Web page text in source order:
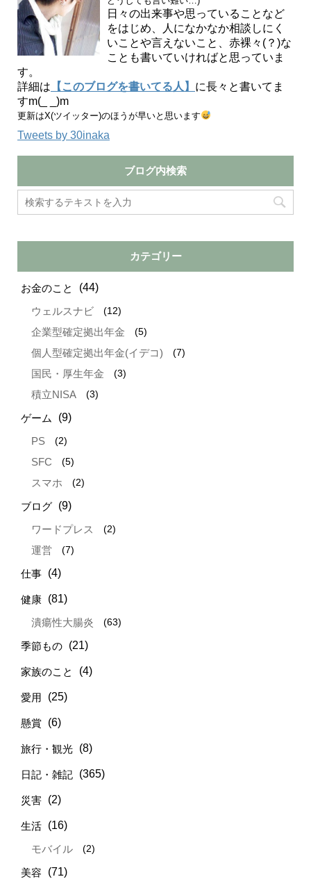
日々の出来事や思っていることなど
をはじめ、人になかなか相談しにく
いことや言えないこと、赤裸々(？)な
ことも書いていければと思っていま
す。
詳細は 【このブログを書いてる人】 に長々と書いてま
すm(_ _)m
更新はX(ツイッター)のほうが早いと思います
Tweets by 30inaka
ブログ内検索
カテゴリー
お金のこと (44)
ウェルスナビ (12)
企業型確定拠出年金 (5)
個人型確定拠出年金(イデコ) (7)
国民・厚生年金 (3)
積立NISA (3)
ゲーム (9)
PS (2)
SFC (5)
スマホ (2)
ブログ (9)
ワードプレス (2)
運営 (7)
仕事 (4)
健康 (81)
潰瘍性大腸炎 (63)
季節もの (21)
家族のこと (4)
愛用 (25)
懸賞 (6)
旅行・観光 (8)
日記・雑記 (365)
災害 (2)
生活 (16)
モバイル (2)
美容 (71)